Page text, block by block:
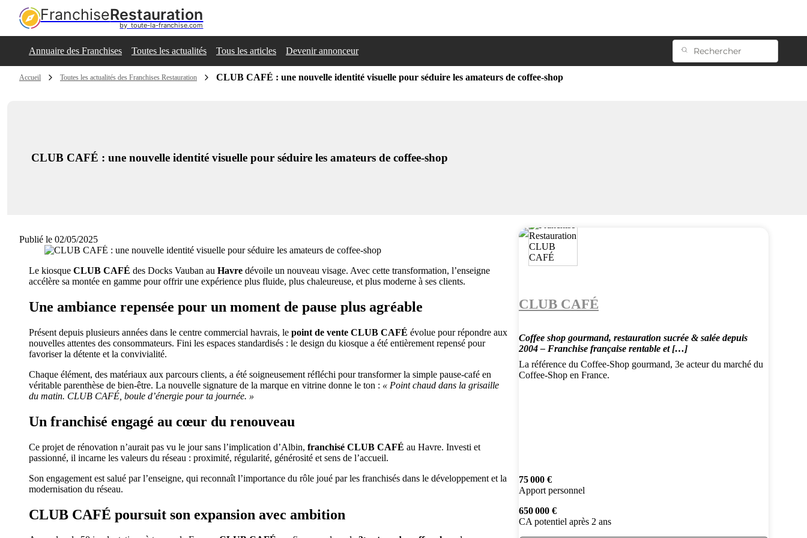
FranchiseRestauration
by  toute-la-franchise.com
Annuaire des Franchises Toutes les actualités Tous les articles Devenir annonceur
Accueil Toutes les actualités des Franchises Restauration CLUB CAFÉ : une nouvelle identité visuelle pour séduire les amateurs de coffee-shop
CLUB CAFÉ : une nouvelle identité visuelle pour séduire les amateurs de coffee-shop
Publié le 02/05/2025
Le kiosque CLUB CAFÉ des Docks Vauban au Havre dévoile un nouveau visage. Avec cette transformation, l’enseigne
accélère sa montée en gamme pour offrir une expérience plus fluide, plus chaleureuse, et plus moderne à ses clients.
Une ambiance repensée pour un moment de pause plus agréable
Présent depuis plusieurs années dans le centre commercial havrais, le point de vente CLUB CAFÉ évolue pour répondre aux
nouvelles attentes des consommateurs. Fini les espaces standardisés : le design du kiosque a été entièrement repensé pour
favoriser la détente et la convivialité.
Chaque élément, des matériaux aux parcours clients, a été soigneusement réfléchi pour transformer la simple pause-café en
véritable parenthèse de bien-être. La nouvelle signature de la marque en vitrine donne le ton : « Point chaud dans la grisaille
du matin. CLUB CAFÉ, boule d’énergie pour ta journée. »
Un franchisé engagé au cœur du renouveau
Ce projet de rénovation n’aurait pas vu le jour sans l’implication d’Albin, franchisé CLUB CAFÉ au Havre. Investi et
passionné, il incarne les valeurs du réseau : proximité, régularité, générosité et sens de l’accueil.
Son engagement est salué par l’enseigne, qui reconnaît l’importance du rôle joué par les franchisés dans le développement et la
modernisation du réseau.
CLUB CAFÉ poursuit son expansion avec ambition
CLUB CAFÉ
Coffee shop gourmand, restauration sucrée & salée depuis
2004 – Franchise française rentable et […]
La référence du Coffee-Shop gourmand, 3e acteur du marché du
Coffee-Shop en France.
75 000 €
Apport personnel
650 000 €
CA potentiel après 2 ans